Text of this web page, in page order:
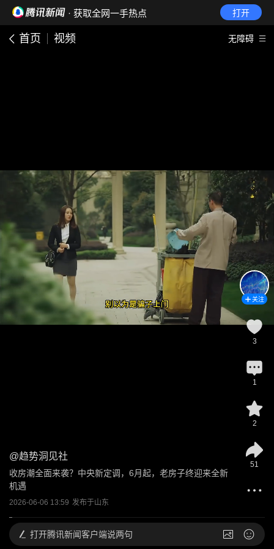
· 获取全网一手热点 打开
首页 视频 无障碍
@趋势洞见社
收房潮全面来袭？中央新定调，6月起，老房子终迎来全新
机遇
2026-06-06 13:59 发布于山东
关注
3
1
2
51
打开腾讯新闻客户端说两句